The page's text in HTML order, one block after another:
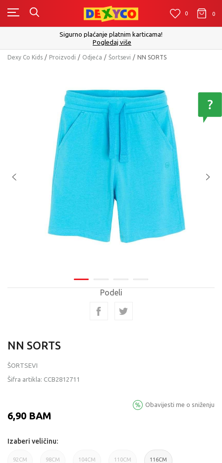
0 0
Sigurno plaćanje platnim karticama!
Pogledaj više
Dexy Co Kids Proizvodi Odjeća Šortsevi NN SORTS
Podeli
NN SORTS
ŠORTSEVI
Šifra artikla: CCB2812711
6,90 BAM
Obavijesti me o sniženju
Izaberi veličinu:
92CM 98CM 104CM 110CM 116CM